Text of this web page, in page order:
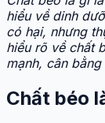
hiểu về dinh
có hại, nhưng
hiểu rõ về chất
mạnh, cân
Chất béo